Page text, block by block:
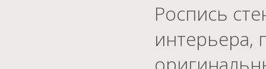
Роспись
интерьера,